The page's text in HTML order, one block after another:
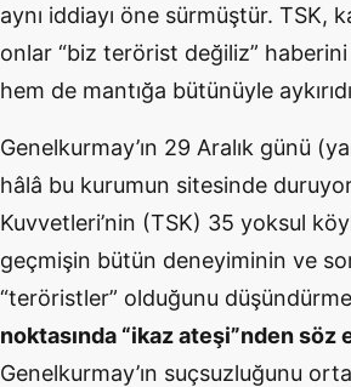
aynı iddiayı öne sürmüştür. TSK,
onlar “biz terörist değiliz”
hem de mantığa bütünüyle
Genelkurmay’ın 29 Aralık günü
hâlâ bu kurumun sitesinde
Kuvvetleri’nin (TSK) 35 yoksul
geçmişin bütün deneyiminin ve
“teröristler” olduğunu
noktasında “ikaz ateşi”nden söz
Genelkurmay’ın suçsuzluğunu